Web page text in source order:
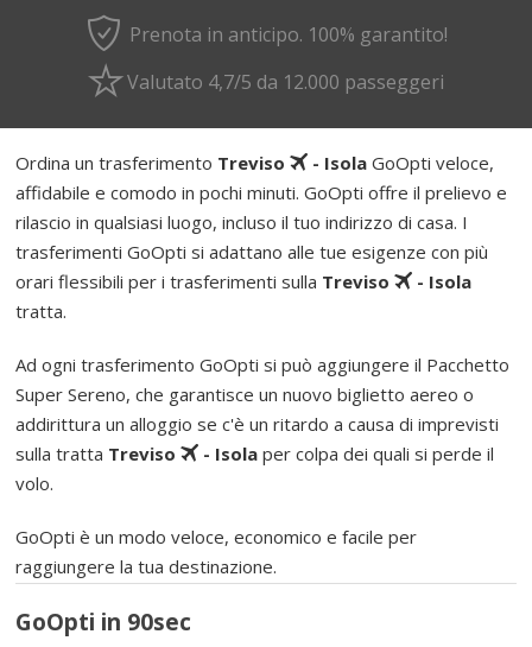
Prenota in anticipo. 100% garantito!
Valutato 4,7/5 da 12.000 passeggeri
Ordina un trasferimento Treviso - Isola GoOpti veloce,
affidabile e comodo in pochi minuti. GoOpti offre il prelievo e
rilascio in qualsiasi luogo, incluso il tuo indirizzo di casa. I
trasferimenti GoOpti si adattano alle tue esigenze con più
orari flessibili per i trasferimenti sulla Treviso
- Isola
tratta.
Ad ogni trasferimento GoOpti si può aggiungere il Pacchetto
Super Sereno, che garantisce un nuovo biglietto aereo o
addirittura un alloggio se c'è un ritardo a causa di imprevisti
sulla tratta Treviso - Isola per colpa dei quali si perde il
volo.
GoOpti è un modo veloce, economico e facile per
raggiungere la tua destinazione.
GoOpti in 90sec